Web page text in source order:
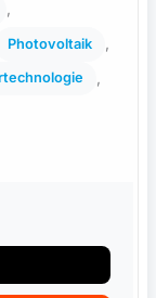
Photovoltaik